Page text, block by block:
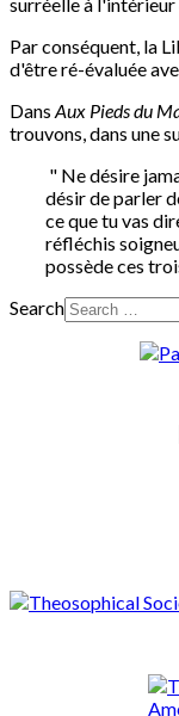
Par conséquent, la
d'être ré-évaluée
Dans Aux Pieds du
trouvons, dans une
" Ne désire
désir de parler
ce que tu vas
réfléchis
possède ces
Search